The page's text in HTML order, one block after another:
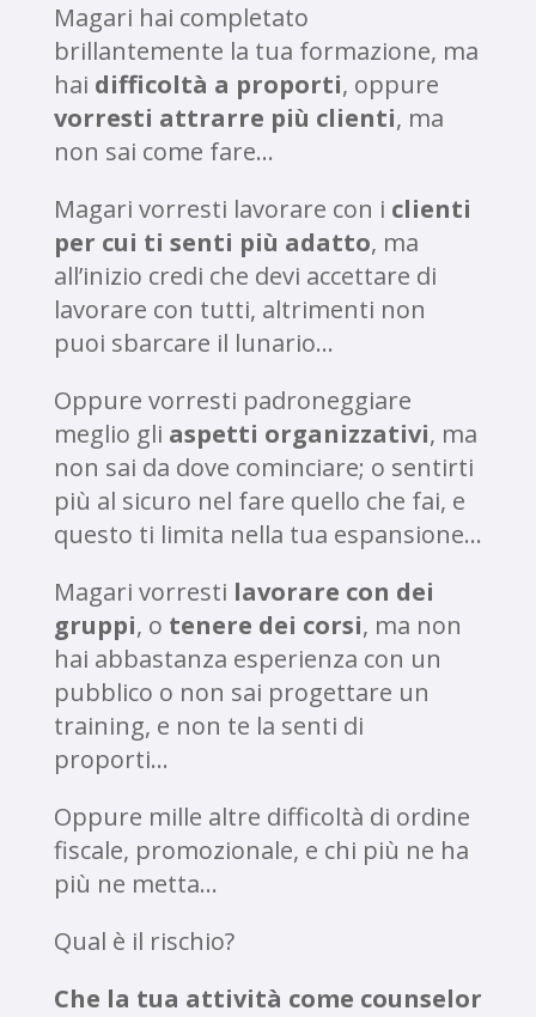
Magari hai completato
brillantemente la tua formazione, ma
hai difficoltà a proporti, oppure
vorresti attrarre più clienti, ma
non sai come fare…
Magari vorresti lavorare con i clienti
per cui ti senti più adatto, ma
all’inizio credi che devi accettare di
lavorare con tutti, altrimenti non
puoi sbarcare il lunario…
Oppure vorresti padroneggiare
meglio gli aspetti organizzativi, ma
non sai da dove cominciare; o sentirti
più al sicuro nel fare quello che fai, e
questo ti limita nella tua espansione…
Magari vorresti lavorare con dei
gruppi, o tenere dei corsi, ma non
hai abbastanza esperienza con un
pubblico o non sai progettare un
training, e non te la senti di
proporti…
Oppure mille altre difficoltà di ordine
fiscale, promozionale, e chi più ne ha
più ne metta…
Qual è il rischio?
Che la tua attività come counselor